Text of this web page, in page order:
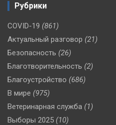
Рубрики
COVID-19 (861)
Актуальный разговор (21)
Безопасность (26)
Благотворительность (2)
Благоустройство (686)
В мире (975)
Ветеринарная служба (1)
Выборы 2025 (10)